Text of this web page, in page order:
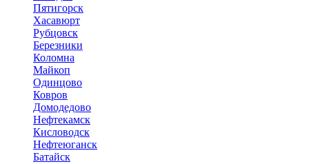
Пятигорск
Хасавюрт
Рубцовск
Березники
Коломна
Майкоп
Одинцово
Ковров
Домодедово
Нефтекамск
Кисловодск
Нефтеюганск
Батайск